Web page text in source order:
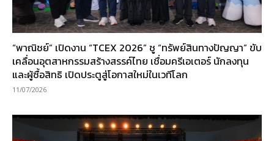
“พาณิชย์” เปิดงาน “TCEX 2026” ชู “ทรัพย์สินทางปัญญา” ขับ
เคลื่อนอุตสาหกรรมสร้างสรรค์ไทย เชื่อมครีเอเตอร์ นักลงทุน
และผู้ซื้อสิทธิ เปิดประตูสู่โอกาสใหม่ในเวทีโลก
11/07/2026